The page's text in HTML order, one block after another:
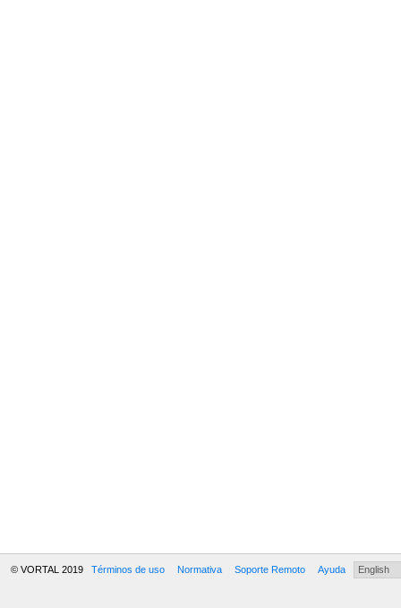
© VORTAL 2019 Términos de uso Normativa Soporte Remoto Ayuda